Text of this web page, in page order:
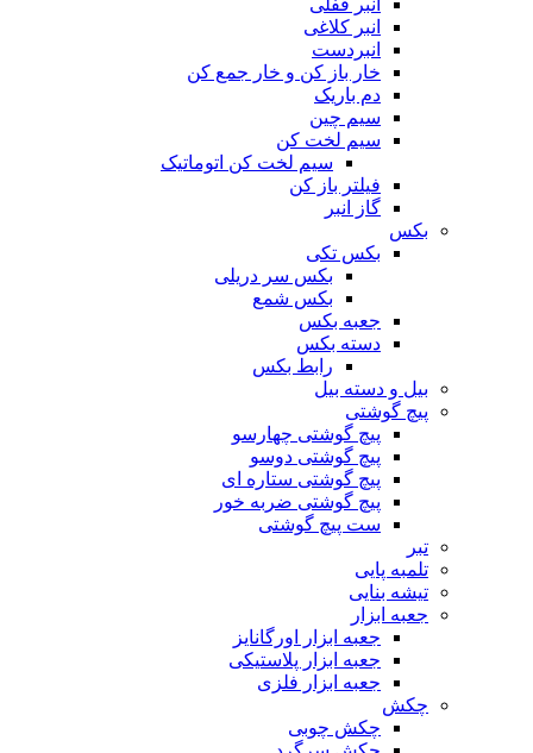
انبر کلاغی
انبردست
خار باز کن و خار جمع کن
دم باریک
سیم چین
سیم لخت کن
سیم لخت کن اتوماتیک
فیلتر باز کن
گاز انبر
بکس
بکس تکی
بکس سر دریلی
بکس شمع
جعبه بکس
دسته بکس
رابط بکس
بیل و دسته بیل
پیچ گوشتی
پیچ گوشتی چهارسو
پیچ گوشتی دوسو
پیچ گوشتی ستاره‌ ای
پیچ گوشتی ضربه خور
ست پیچ گوشتی
تبر
تلمبه پایی
تیشه بنایی
جعبه ابزار
جعبه ابزار اورگانایز
جعبه ابزار پلاستیکی
جعبه ابزار فلزی
چکش
چکش چوبی